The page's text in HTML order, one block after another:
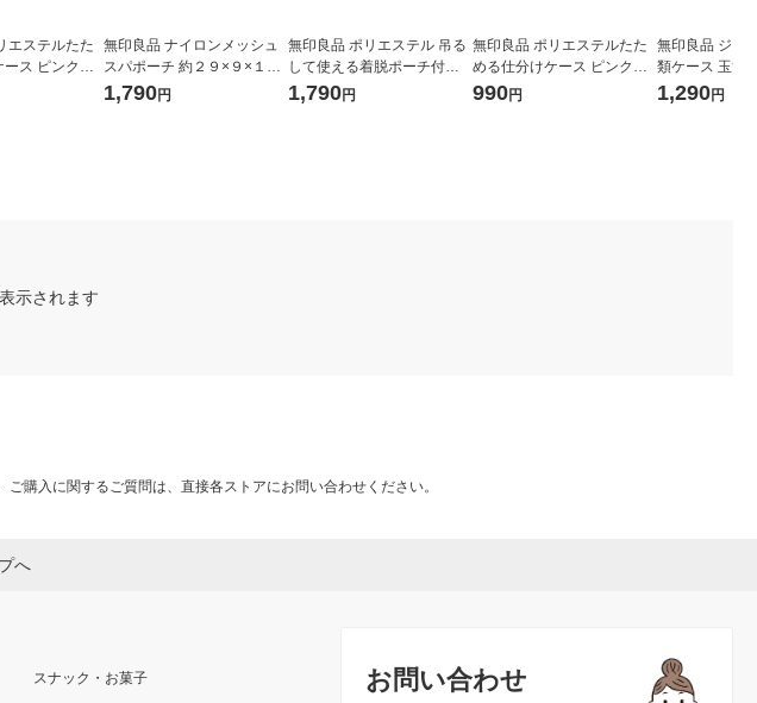
エステルたた
ース ピンク
Ｍ 約２６×４
無印良品 ナイロンメッシュ
スパポーチ 約２９×９×１
５．５ｃｍ 良品計画
1,790円
無印良品 ポリエステル 吊る
して使える着脱ポーチ付ケ
ース ミディアムグレー 約１
２×１８×４．５ｃｍ 良品計
1,790円
無印良品 ポリエステルたた
める仕分けケース ピンク
Ｓ 約２０×２６×１０ｃｍ
990円
無印良品 ジー
類ケース 玉ひ
ダークグレー
1,290円
示されます
購入に関するご質問は、直接各ストアにお問い合わせください。
へ
お問い合わせ
スナック・お菓子